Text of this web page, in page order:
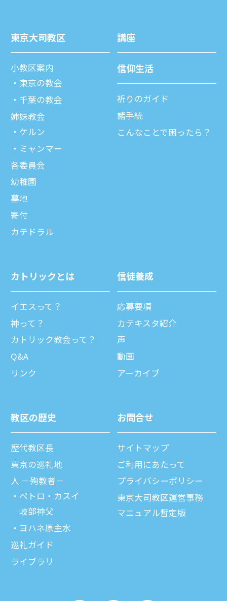
東京⼤司教区
⼩教区案内
東京の教会
千葉の教会
姉妹教会
ケルン
ミャンマー
各委員会
幼稚園
墓地
寄付
カテドラル
講座
信仰⽣活
祈りのガイド
諸⼿続
こんなことで困ったら？
カトリックとは
イエスって？
神って？
カトリック教会って？
Q&A
リンク
信徒養成
応募要項
カテキスタ紹介
声
動画
アーカイブ
教区の歴史
歴代教区⻑
東京の巡礼地
⼈ －殉教者－
ペトロ・カスイ
岐部神父
ヨハネ原主水
巡礼ガイド
ライブラリ
お問合せ
サイトマップ
ご利⽤にあたって
プライバシーポリシー
東京大司教区運営事務
マニュアル暫定版